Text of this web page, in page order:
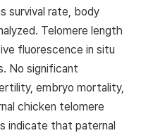
survival rate, body
Telomere length
fluorescence in situ
No significant
embryo mortality,
chicken telomere
indicate that paternal